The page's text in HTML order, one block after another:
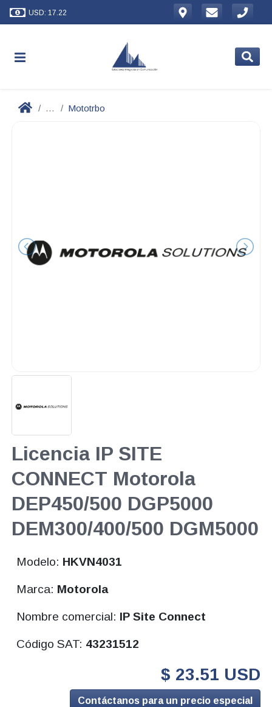
USD: 17.22
... Mototrbo
Licencia IP SITE
CONNECT Motorola
DEP450/500 DGP5000
DEM300/400/500 DGM5000
Modelo: HKVN4031
Marca: Motorola
Nombre comercial: IP Site Connect
Código SAT: 43231512
$ 23.51 USD
Contáctanos para un precio especial